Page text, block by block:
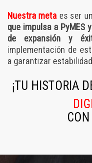
Nuestra meta es ser
que impulsa a PyMES
de expansión y
implementación de
a garantizar
¡TU HISTORIA